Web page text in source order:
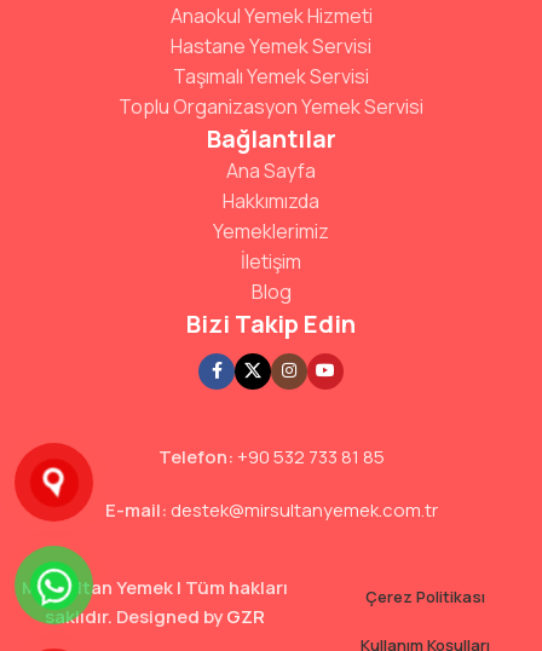
Anaokul Yemek Hizmeti
Hastane Yemek Servisi
Taşımalı Yemek Servisi
Toplu Organizasyon Yemek Servisi
Bağlantılar
Ana Sayfa
Hakkımızda
Yemeklerimiz
İletişim
Blog
Bizi Takip Edin
Telefon: +90 532 733 81 85
E-mail: destek@mirsultanyemek.com.tr
Mir Sultan Yemek | Tüm hakları
saklıdır. Designed byGZR
Çerez Politikası
Kullanım Koşulları